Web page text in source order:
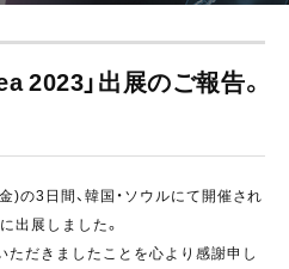
2023」出展のご報告。
3日間、韓国・ソウルにて開催され
出展しました。
ただきましたことを心より感謝申し